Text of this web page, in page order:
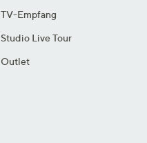
TV-Empfang
Studio Live Tour
Outlet